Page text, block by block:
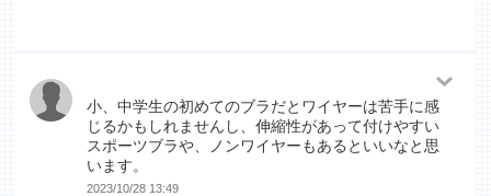
小、中学生の初めてのブラだとワイヤーは苦手に感
じるかもしれませんし、伸縮性があって付けやすい
スポーツブラや、ノンワイヤーもあるといいなと思
います。
2023/10/28 13:49